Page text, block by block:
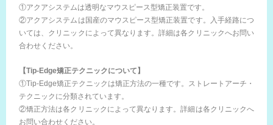
①アクアシステムは透明なマウスピース型矯正装置です。
②アクアシステムは国産のマウスピース型矯正装置です。入手経路につ
いては、クリニックによって異なります。詳細は各クリニックへお問い
合わせください。
【Tip-Edge矯正テクニックについて】
①Tip-Edge矯正テクニックは矯正方法の一種です。ストレートアーチ・
テクニックに分類されています。
②矯正方法は各クリニックによって異なります。詳細は各クリニックへ
お問い合わせください。